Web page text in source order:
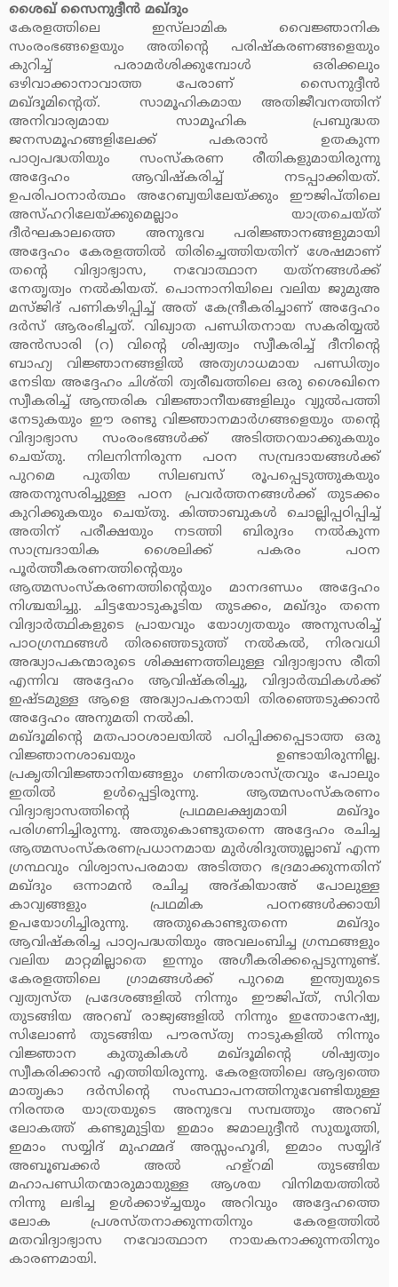
ശൈഖ് സൈനുദ്ദീന്‍ മഖ്ദും
കേരളത്തിലെ ഇസ്‌ലാമിക വൈജ്ഞാനിക
സംരംഭങ്ങളെയും അതിന്റെ പരിഷ്‌കരണങ്ങളെയും
കുറിച്ച് പരാമര്‍ശിക്കുമ്പോള്‍ ഒരിക്കലും
ഒഴിവാക്കാനാവാത്ത പേരാണ് സൈനുദ്ദീന്‍
മഖ്ദൂമിന്റെത്. സാമൂഹികമായ അതിജീവനത്തിന്
അനിവാര്യമായ സാമൂഹിക പ്രബുദ്ധത
ജനസമൂഹങ്ങളിലേക്ക് പകരാന്‍ ഉതകുന്ന
പാഠ്യപദ്ധതിയും സംസ്‌കരണ രീതികളുമായിരുന്നു
അദ്ദേഹം ആവിഷ്‌കരിച്ച് നടപ്പാക്കിയത്.
ഉപരിപഠനാര്‍ത്ഥം അറേബ്യയിലേയ്ക്കും ഈജിപ്തിലെ
അസ്ഹറിലേയ്ക്കുമെല്ലാം യാത്രചെയ്ത്
ദീര്‍ഘകാലത്തെ അനുഭവ പരിജ്ഞാനങ്ങളുമായി
അദ്ദേഹം കേരളത്തില്‍ തിരിച്ചെത്തിയതിന് ശേഷമാണ്
തന്റെ വിദ്യാഭ്യാസ, നവോത്ഥാന യത്‌നങ്ങള്‍ക്ക്
നേതൃത്വം നല്‍കിയത്. പൊന്നാനിയിലെ വലിയ ജുമുഅ
മസ്ജിദ് പണികഴിപ്പിച്ച് അത് കേന്ദ്രീകരിച്ചാണ് അദ്ദേഹം
ദര്‍സ് ആരംഭിച്ചത്. വിഖ്യാത പണ്ഡിതനായ സകരിയ്യല്‍
അന്‍സാരി (റ) വിന്റെ ശിഷ്യത്വം സ്വീകരിച്ച് ദീനിന്റെ
ബാഹ്യ വിജ്ഞാനങ്ങളില്‍ അത്യഗാധമായ പണ്ഡിത്യം
നേടിയ അദ്ദേഹം ചിശ്തി ത്വരീഖത്തിലെ ഒരു ശൈഖിനെ
സ്വീകരിച്ച് ആന്തരിക വിജ്ഞാനീയങ്ങളിലും വ്യുല്‍പത്തി
നേടുകയും ഈ രണ്ടു വിജ്ഞാനമാര്‍ഗങ്ങളെയും തന്റെ
വിദ്യാഭ്യാസ സംരംഭങ്ങള്‍ക്ക് അടിത്തറയാക്കുകയും
ചെയ്തു. നിലനിന്നിരുന്ന പഠന സമ്പ്രദായങ്ങള്‍ക്ക്
പുറമെ പുതിയ സിലബസ് രൂപപ്പെടുത്തുകയും
അതനുസരിച്ചുള്ള പഠന പ്രവര്‍ത്തനങ്ങള്‍ക്ക് തുടക്കം
കുറിക്കുകയും ചെയ്തു. കിത്താബുകള്‍ ചൊല്ലിപ്പഠിപ്പിച്ച്
അതിന് പരീക്ഷയും നടത്തി ബിരുദം നല്‍കുന്ന
സാമ്പ്രദായിക ശൈലിക്ക് പകരം പഠന
പൂര്‍ത്തീകരണത്തിന്റെയും
ആത്മസംസ്‌കരണത്തിന്റെയും മാനദണ്ഡം അദ്ദേഹം
നിശ്ചയിച്ചു. ചിട്ടയോടുകൂടിയ തുടക്കം, മഖ്ദും തന്നെ
വിദ്യാര്‍ത്ഥികളുടെ പ്രായവും യോഗ്യതയും അനുസരിച്ച്
പാഠഗ്രന്ഥങ്ങള്‍ തിരഞ്ഞെടുത്ത് നല്‍കല്‍, നിരവധി
അദ്ധ്യാപകന്മാരുടെ ശിക്ഷണത്തിലുള്ള വിദ്യാഭ്യാസ രീതി
എന്നിവ അദ്ദേഹം ആവിഷ്‌കരിച്ചു, വിദ്യാര്‍ത്ഥികള്‍ക്ക്
ഇഷ്ടമുള്ള ആളെ അദ്ധ്യാപകനായി തിരഞ്ഞെടുക്കാന്‍
അദ്ദേഹം അനുമതി നല്‍കി.
മഖ്ദൂമിന്റെ മതപാഠശാലയില്‍ പഠിപ്പിക്കപ്പെടാത്ത ഒരു
വിജ്ഞാനശാഖയും ഉണ്ടായിരുന്നില്ല.
പ്രകൃതിവിജ്ഞാനിയങ്ങളും ഗണിതശാസ്ത്രവും പോലും
ഇതില്‍ ഉള്‍പ്പെട്ടിരുന്നു. ആത്മസംസ്‌കരണം
വിദ്യാഭ്യാസത്തിന്റെ പ്രഥമലക്ഷ്യമായി മഖ്ദൂം
പരിഗണിച്ചിരുന്നു. അതുകൊണ്ടുതന്നെ അദ്ദേഹം രചിച്ച
ആത്മസംസ്‌കരണപ്രധാനമായ മുര്‍ശിദുത്തുല്ലാബ് എന്ന
ഗ്രന്ഥവും വിശ്വാസപരമായ അടിത്തറ ഭദ്രമാക്കുന്നതിന്
മഖ്ദും ഒന്നാമന്‍ രചിച്ച അദ്കിയാഅ് പോലുള്ള
കാവ്യങ്ങളും പ്രഥമിക പഠനങ്ങള്‍ക്കായി
ഉപയോഗിച്ചിരുന്നു. അതുകൊണ്ടുതന്നെ മഖ്ദും
ആവിഷ്‌കരിച്ച പാഠ്യപദ്ധതിയും അവലംബിച്ച ഗ്രന്ഥങ്ങളും
വലിയ മാറ്റമില്ലാതെ ഇന്നും അഗീകരിക്കപ്പെടുന്നുണ്ട്.
കേരളത്തിലെ ഗ്രാമങ്ങള്‍ക്ക് പുറമെ ഇന്ത്യയുടെ
വ്യത്യസ്ത പ്രദേശങ്ങളില്‍ നിന്നും ഈജിപ്ത്, സിറിയ
തുടങ്ങിയ അറബ് രാജ്യങ്ങളില്‍ നിന്നും ഇന്തോനേഷ്യ,
സിലോണ്‍ തുടങ്ങിയ പൗരസ്ത്യ നാടുകളില്‍ നിന്നും
വിജ്ഞാന കുതുകികള്‍ മഖ്ദൂമിന്റെ ശിഷ്യത്വം
സ്വീകരിക്കാന്‍ എത്തിയിരുന്നു. കേരളത്തിലെ ആദ്യത്തെ
മാതൃകാ ദര്‍സിന്റെ സംസ്ഥാപനത്തിനുവേണ്ടിയുള്ള
നിരന്തര യാത്രയുടെ അനുഭവ സമ്പത്തും അറബ്
ലോകത്ത് കണ്ടുമുട്ടിയ ഇമാം ജമാലുദ്ദീന്‍ സുയൂത്തി,
ഇമാം സയ്യിദ് മുഹമ്മദ് അസ്സംഹൂദി, ഇമാം സയ്യിദ്
അബൂബക്കര്‍ അല്‍ ഹള്‌റമി തുടങ്ങിയ
മഹാപണ്ഡിതന്മാരുമായുള്ള ആശയ വിനിമയത്തില്‍
നിന്നു ലഭിച്ച ഉള്‍ക്കാഴ്ച്ചയും അറിവും അദ്ദേഹത്തെ
ലോക പ്രശസ്തനാക്കുന്നതിനും കേരളത്തില്‍
മതവിദ്യാഭ്യാസ നവോത്ഥാന നായകനാക്കുന്നതിനും
കാരണമായി.